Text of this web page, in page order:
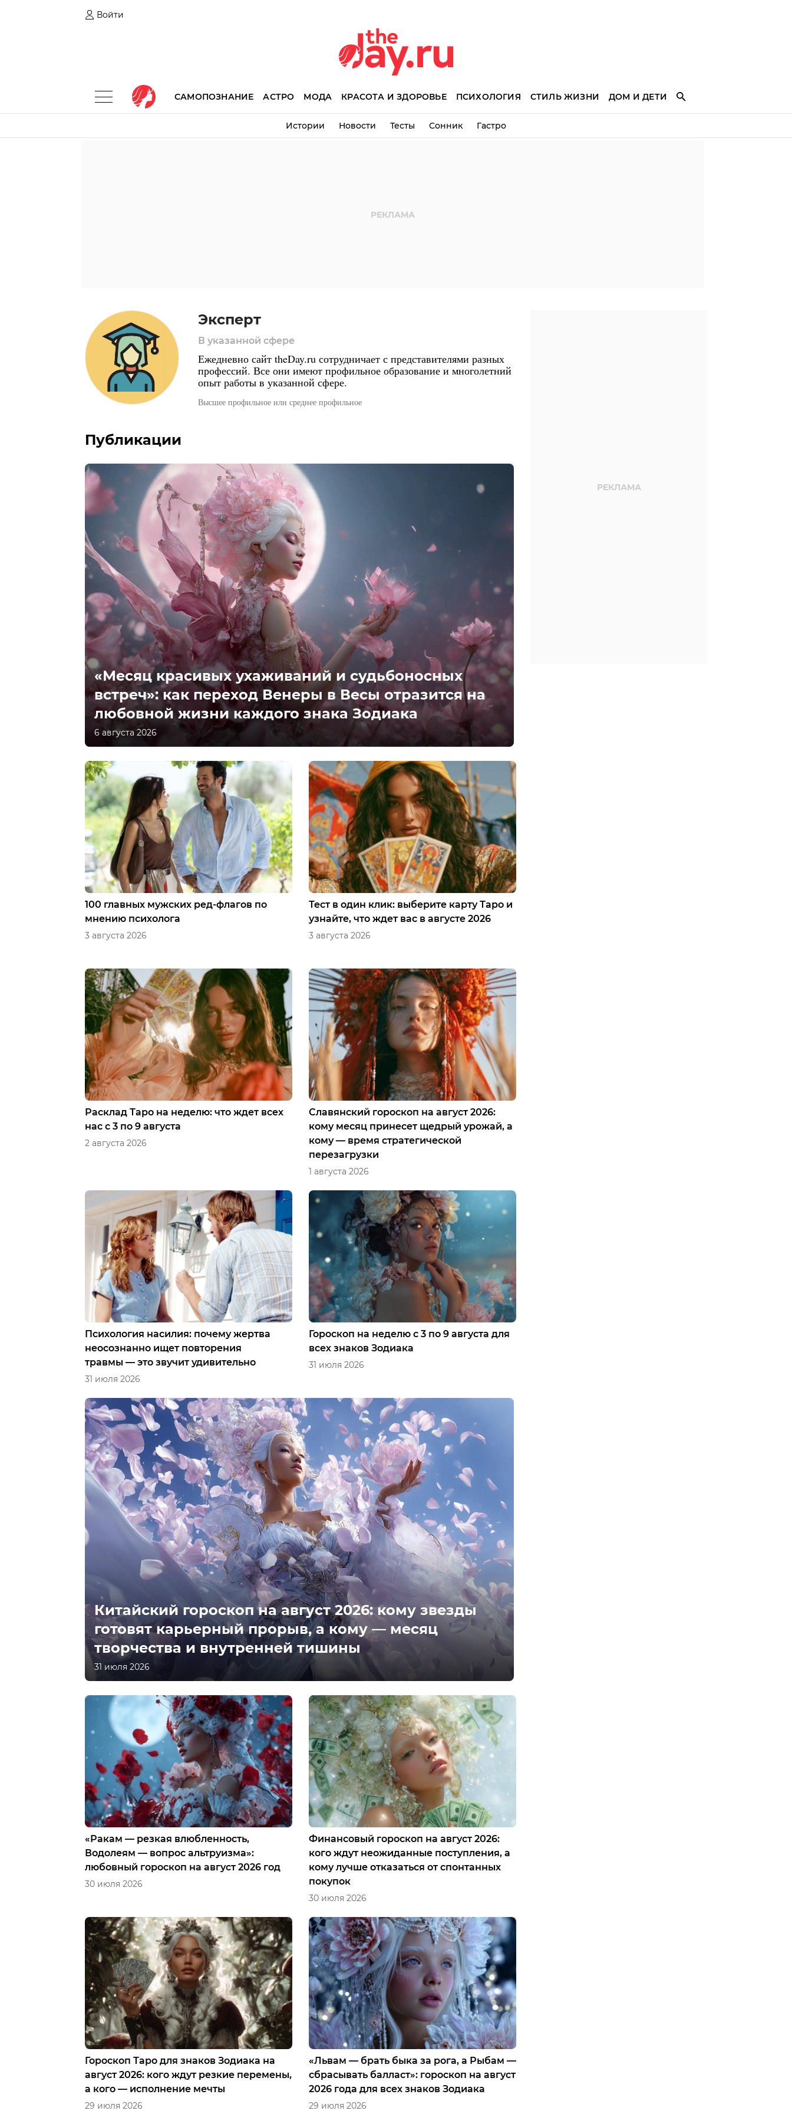
Войти
САМОПОЗНАНИЕ АСТРО МОДА КРАСОТА И ЗДОРОВЬЕ ПСИХОЛОГИЯ СТИЛЬ ЖИЗНИ ДОМ И ДЕТИ
Истории Новости Тесты Сонник Гастро
Эксперт
В указанной сфере
Ежедневно сайт theDay.ru сотрудничает с представителями разных
профессий. Все они имеют профильное образование и многолетний
опыт работы в указанной сфере.
Высшее профильное или среднее профильное
Публикации
«Месяц красивых ухаживаний и судьбоносных
встреч»: как переход Венеры в Весы отразится на
любовной жизни каждого знака Зодиака
6 августа 2026
100 главных мужских ред-флагов по
мнению психолога
3 августа 2026
Тест в один клик: выберите карту Таро и
узнайте, что ждет вас в августе 2026
3 августа 2026
Расклад Таро на неделю: что ждет всех
нас с 3 по 9 августа
2 августа 2026
Славянский гороскоп на август 2026:
кому месяц принесет щедрый урожай, а
кому — время стратегической
перезагрузки
1 августа 2026
Психология насилия: почему жертва
неосознанно ищет повторения
травмы — это звучит удивительно
31 июля 2026
Гороскоп на неделю с 3 по 9 августа для
всех знаков Зодиака
31 июля 2026
Китайский гороскоп на август 2026: кому звезды
готовят карьерный прорыв, а кому — месяц
творчества и внутренней тишины
31 июля 2026
«Ракам — резкая влюбленность,
Водолеям — вопрос альтруизма»:
любовный гороскоп на август 2026 год
30 июля 2026
Финансовый гороскоп на август 2026:
кого ждут неожиданные поступления, а
кому лучше отказаться от спонтанных
покупок
30 июля 2026
Гороскоп Таро для знаков Зодиака на
август 2026: кого ждут резкие перемены,
а кого — исполнение мечты
29 июля 2026
«Львам — брать быка за рога, а Рыбам —
сбрасывать балласт»: гороскоп на август
2026 года для всех знаков Зодиака
29 июля 2026